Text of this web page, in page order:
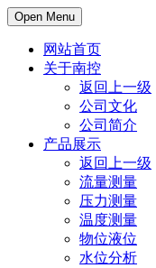
Open Menu
网站首页
关于南控
返回上一级
公司文化
公司简介
产品展示
返回上一级
流量测量
压力测量
温度测量
物位液位
水位分析